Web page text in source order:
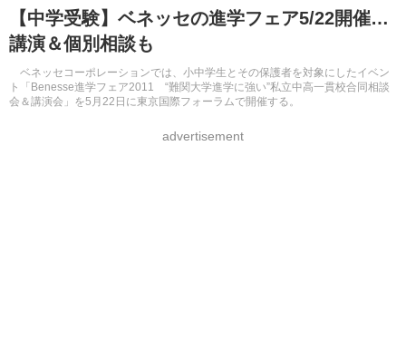
8月開催イベント・WS 全国公立高校 過去問 人気記事
自由研究教材（小学生向け）
【中学受験】ベネッセの進学フェア5/22開催…
講演＆個別相談も
ベネッセコーポレーションでは、小中学生とその保護者を対象にしたイベン
ト「Benesse進学フェア2011 “難関大学進学に強い”私立中高一貫校合同相談
会＆講演会」を5月22日に東京国際フォーラムで開催する。
advertisement